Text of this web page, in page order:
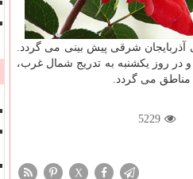
آذربایجان شرقی پیش بینی می گردد.
روز یكشنبه به تدریج شمال غرب،
مناطق می گردد.
5229
X